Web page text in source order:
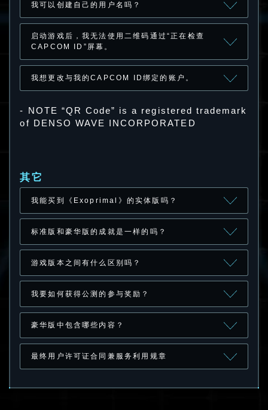
我可以创建自己的用户名吗？
启动游戏后，我无法使用二维码通过“正在检查
CAPCOM ID”屏幕。
我想更改与我的CAPCOM ID绑定的账户。
- NOTE “QR Code” is a registered trademark
of DENSO WAVE INCORPORATED
其它
我能买到《Exoprimal》的实体版吗？
标准版和豪华版的成就是一样的吗？
游戏版本之间有什么区别吗？
我要如何获得公测的参与奖励？
豪华版中包含哪些内容？
最终用户许可证合同兼服务利用规章